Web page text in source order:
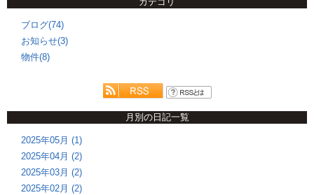
ブログ(74)
お知らせ(3)
物件(8)
月別の日記一覧
2025年05月 (1)
2025年04月 (2)
2025年03月 (2)
2025年02月 (2)